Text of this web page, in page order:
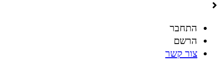
התחבר
הרשם
צור קשר